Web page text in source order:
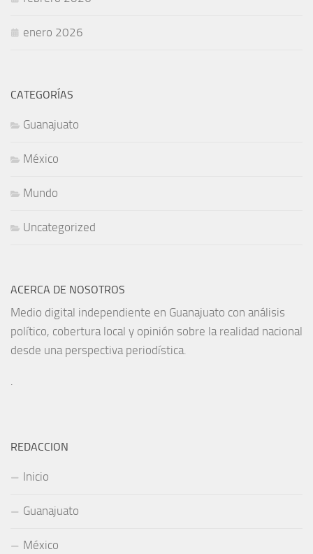
enero 2026
CATEGORÍAS
Guanajuato
México
Mundo
Uncategorized
ACERCA DE NOSOTROS
Medio digital independiente en Guanajuato con análisis
político, cobertura local y opinión sobre la realidad nacional
desde una perspectiva periodística.
REDACCION
Inicio
Guanajuato
México